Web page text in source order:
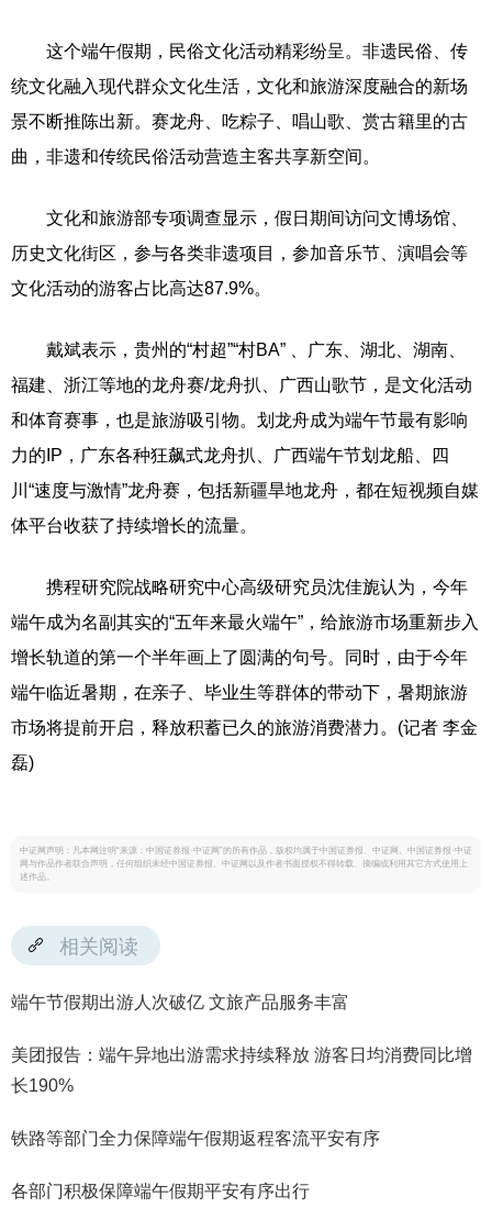
这个端午假期，民俗文化活动精彩纷呈。非遗民俗、传
统文化融入现代群众文化生活，文化和旅游深度融合的新场
景不断推陈出新。赛龙舟、吃粽子、唱山歌、赏古籍里的古
曲，非遗和传统民俗活动营造主客共享新空间。
文化和旅游部专项调查显示，假日期间访问文博场馆、
历史文化街区，参与各类非遗项目，参加音乐节、演唱会等
文化活动的游客占比高达87.9%。
戴斌表示，贵州的“村超”“村BA” 、广东、湖北、湖南、
福建、浙江等地的龙舟赛/龙舟扒、广西山歌节，是文化活动
和体育赛事，也是旅游吸引物。划龙舟成为端午节最有影响
力的IP，广东各种狂飙式龙舟扒、广西端午节划龙船、四
川“速度与激情”龙舟赛，包括新疆旱地龙舟，都在短视频自媒
体平台收获了持续增长的流量。
携程研究院战略研究中心高级研究员沈佳旎认为，今年
端午成为名副其实的“五年来最火端午”，给旅游市场重新步入
增长轨道的第一个半年画上了圆满的句号。同时，由于今年
端午临近暑期，在亲子、毕业生等群体的带动下，暑期旅游
市场将提前开启，释放积蓄已久的旅游消费潜力。(记者 李金
磊)
中证网声明：凡本网注明“来源：中国证券报·中证网”的所有作品，版权均属于中国证券报、中证网。中国证券报·中证
网与作品作者联合声明，任何组织未经中国证券报、中证网以及作者书面授权不得转载、摘编或利用其它方式使用上
述作品。
相关阅读
端午节假期出游人次破亿 文旅产品服务丰富
美团报告：端午异地出游需求持续释放 游客日均消费同比增
长190%
铁路等部门全力保障端午假期返程客流平安有序
各部门积极保障端午假期平安有序出行